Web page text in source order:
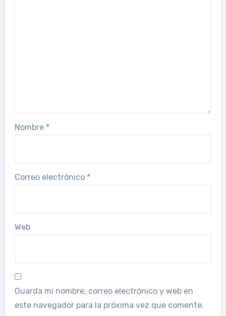
Nombre *
Correo electrónico *
Web
Guarda mi nombre, correo electrónico y web en
este navegador para la próxima vez que comente.